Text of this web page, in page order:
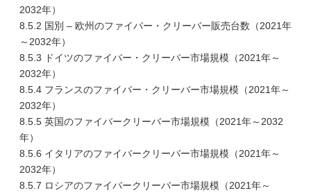
2032年）
8.5.2 国別 – 欧州のファイバー・クリーバー販売台数（2021年
～2032年）
8.5.3 ドイツのファイバー・クリーバー市場規模（2021年～
2032年）
8.5.4 フランスのファイバー・クリーバー市場規模（2021年～
2032年）
8.5.5 英国のファイバークリーバー市場規模（2021年～2032
年）
8.5.6 イタリアのファイバークリーバー市場規模（2021年～
2032年）
8.5.7 ロシアのファイバークリーバー市場規模（2021年～